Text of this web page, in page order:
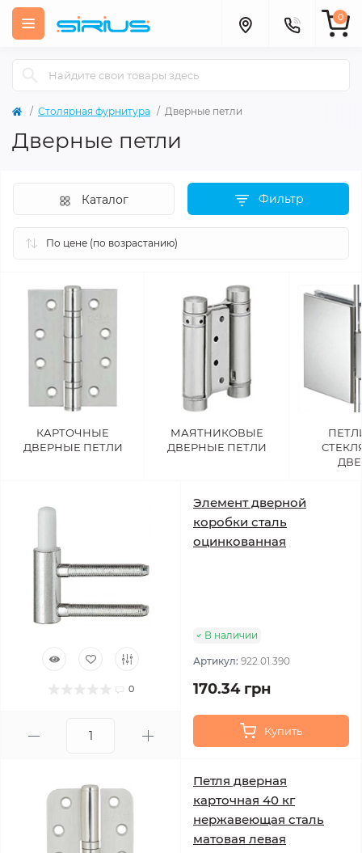
0
Столярная фурнитура Дверные петли
Дверные петли
Каталог Фильтр
КАРТОЧНЫЕ
ДВЕРНЫЕ ПЕТЛИ
МАЯТНИКОВЫЕ
ДВЕРНЫЕ ПЕТЛИ
0
Элемент дверной
коробки сталь
оцинкованная
В наличии
Артикул: 922.01.390
170.34 грн
Купить
Петля дверная
карточная 40 кг
нержавеющая сталь
матовая левая